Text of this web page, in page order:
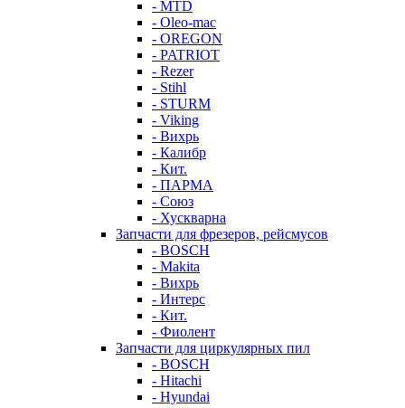
- MTD
- Oleo-mac
- OREGON
- PATRIOT
- Rezer
- Stihl
- STURM
- Viking
- Вихрь
- Калибр
- Кит.
- ПАРМА
- Союз
- Хускварна
Запчасти для фрезеров, рейсмусов
- BOSCH
- Makita
- Вихрь
- Интерс
- Кит.
- Фиолент
Запчасти для циркулярных пил
- BOSCH
- Hitachi
- Hyundai